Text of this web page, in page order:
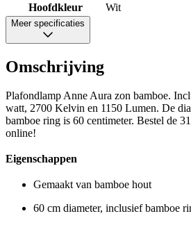
Hoofdkleur
Wit
Meer specificaties
Omschrijving
Plafondlamp Anne Aura zon bamboe.
watt, 2700 Kelvin en 1150 Lumen. De
bamboe ring is 60 centimeter. Bestel de
online!
Eigenschappen
Gemaakt van bamboe hout
60 cm diameter, inclusief bamboe